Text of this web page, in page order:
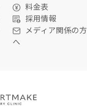
料金表
採用情報
メディア関係の方
へ